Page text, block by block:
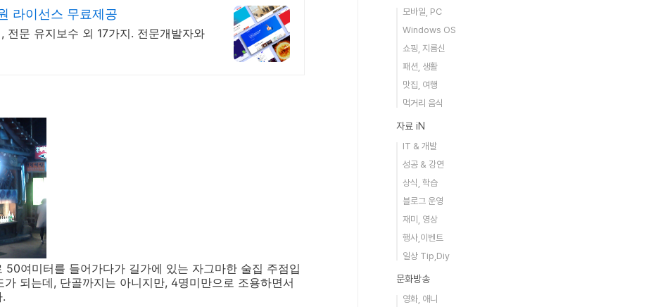
라이선스 무료제공
전문 유지보수 외 17가지. 전문개발자와
여미터를 들어가다가 길가에 있는 자그마한 술집 주점입
되는데, 단골까지는 아니지만, 4명미만으로 조용하면서
모바일, PC
Windows OS
쇼핑, 지름신
패션, 생활
맛집, 여행
먹거리 음식
자료 iN
IT & 개발
성공 & 강연
상식, 학습
블로그 운영
재미, 영상
행사,이벤트
일상 Tip,Diy
문화방송
영화, 애니